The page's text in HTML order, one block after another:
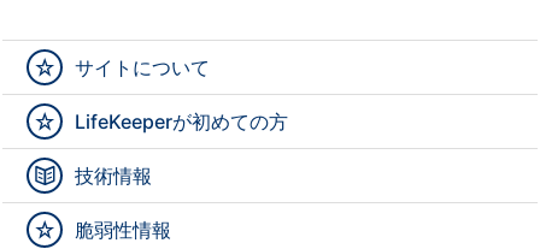
サイトについて
LifeKeeperが初めての方
技術情報
脆弱性情報